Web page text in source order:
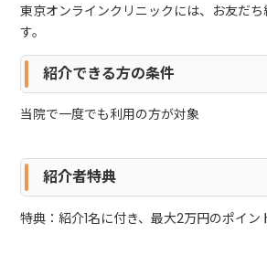
東京オンラインクリニックには、お友だ
す。
紹介できる方の条件
当院で一度でも利用の方が対象
紹介者特典
特典：紹介1名に付き、最大2万円のポイン